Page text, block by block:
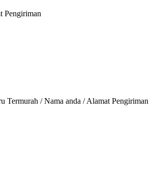
Pengiriman
/ Nama anda / Alamat Pengiriman